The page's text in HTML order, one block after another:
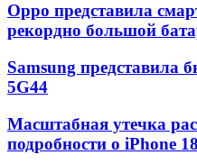
Oppo представила
рекордно большой
Samsung представила
5G44
Масштабная утечка
подробности о iPhone